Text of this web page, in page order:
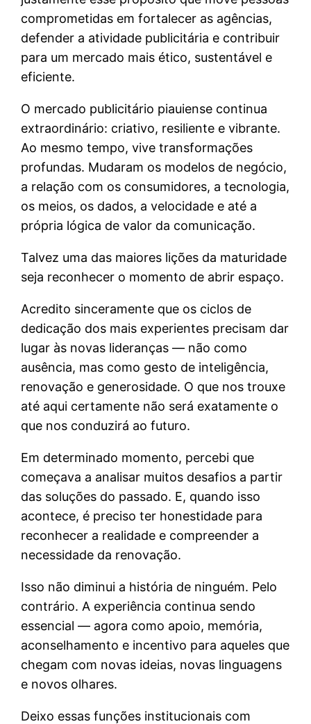
comprometidas em fortalecer as agências,
defender a atividade publicitária e contribuir
para um mercado mais ético, sustentável e
eficiente.
O mercado publicitário piauiense continua
extraordinário: criativo, resiliente e vibrante.
Ao mesmo tempo, vive transformações
profundas. Mudaram os modelos de negócio,
a relação com os consumidores, a tecnologia,
os meios, os dados, a velocidade e até a
própria lógica de valor da comunicação.
Talvez uma das maiores lições da maturidade
seja reconhecer o momento de abrir espaço.
Acredito sinceramente que os ciclos de
dedicação dos mais experientes precisam dar
lugar às novas lideranças — não como
ausência, mas como gesto de inteligência,
renovação e generosidade. O que nos trouxe
até aqui certamente não será exatamente o
que nos conduzirá ao futuro.
Em determinado momento, percebi que
começava a analisar muitos desafios a partir
das soluções do passado. E, quando isso
acontece, é preciso ter honestidade para
reconhecer a realidade e compreender a
necessidade da renovação.
Isso não diminui a história de ninguém. Pelo
contrário. A experiência continua sendo
essencial — agora como apoio, memória,
aconselhamento e incentivo para aqueles que
chegam com novas ideias, novas linguagens
e novos olhares.
Deixo essas funções institucionais com